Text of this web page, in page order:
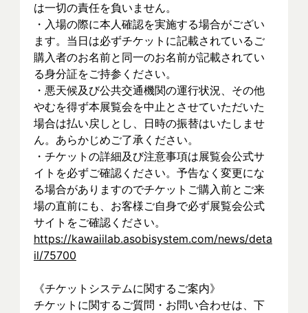
は一切の責任を負いません。
・入場の際に本人確認を実施する場合がござい
ます。当日は必ずチケットに記載されているご
購入者のお名前と同一のお名前が記載されてい
る身分証をご持参ください。
・悪天候及び公共交通機関の運行状況、その他
やむを得ず本展覧会を中止とさせていただいた
場合は払い戻しとし、日時の振替はいたしませ
ん。あらかじめご了承ください。
・チケットの詳細及び注意事項は展覧会公式サ
イトを必ずご確認ください。予告なく変更にな
る場合がありますのでチケットご購入前とご来
場の直前にも、お客様ご自身で必ず展覧会公式
サイトをご確認ください。
https://kawaiilab.asobisystem.com/news/deta
il/75700
《チケットシステムに関するご案内》
チケットに関するご質問・お問い合わせは、下